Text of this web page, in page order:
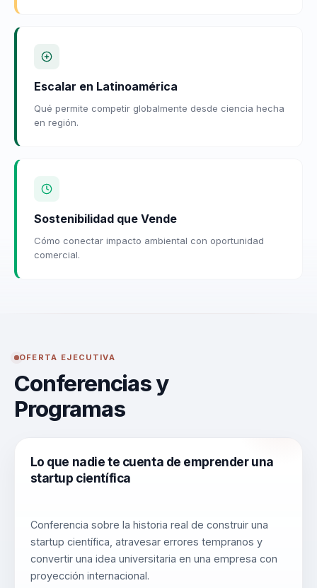
Escalar en Latinoamérica
Qué permite competir globalmente desde ciencia hecha
en región.
Sostenibilidad que Vende
Cómo conectar impacto ambiental con oportunidad
comercial.
OFERTA EJECUTIVA
Conferencias y
Programas
Lo que nadie te cuenta de emprender una
startup científica
Conferencia sobre la historia real de construir una
startup científica, atravesar errores tempranos y
convertir una idea universitaria en una empresa con
proyección internacional.